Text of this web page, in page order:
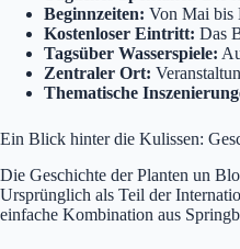
Beginnzeiten: Von Mai bis
Kostenloser Eintritt: Das
Tagsüber Wasserspiele:
Zentraler Ort:
Thematische
Ein Blick hinter die Kulissen:
Die Geschichte der Planten un
Ursprünglich als Teil der
einfache Kombination aus